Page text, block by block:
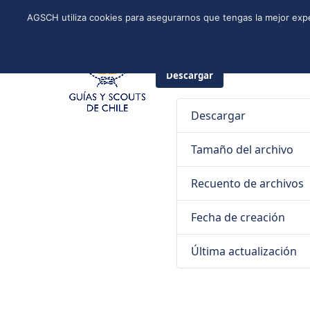
Instagram
Facebook
YouTube
Twitter
Spotify
LinkedIn
Descargar
Descargar
Tamaño del archivo
Recuento de archivos
Fecha de creación
Última actualización
AGSCH utiliza cookies para asegurarnos que tengas la mejor